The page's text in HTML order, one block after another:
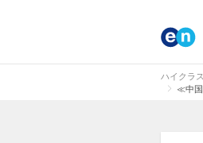
ハイクラ
≪中国